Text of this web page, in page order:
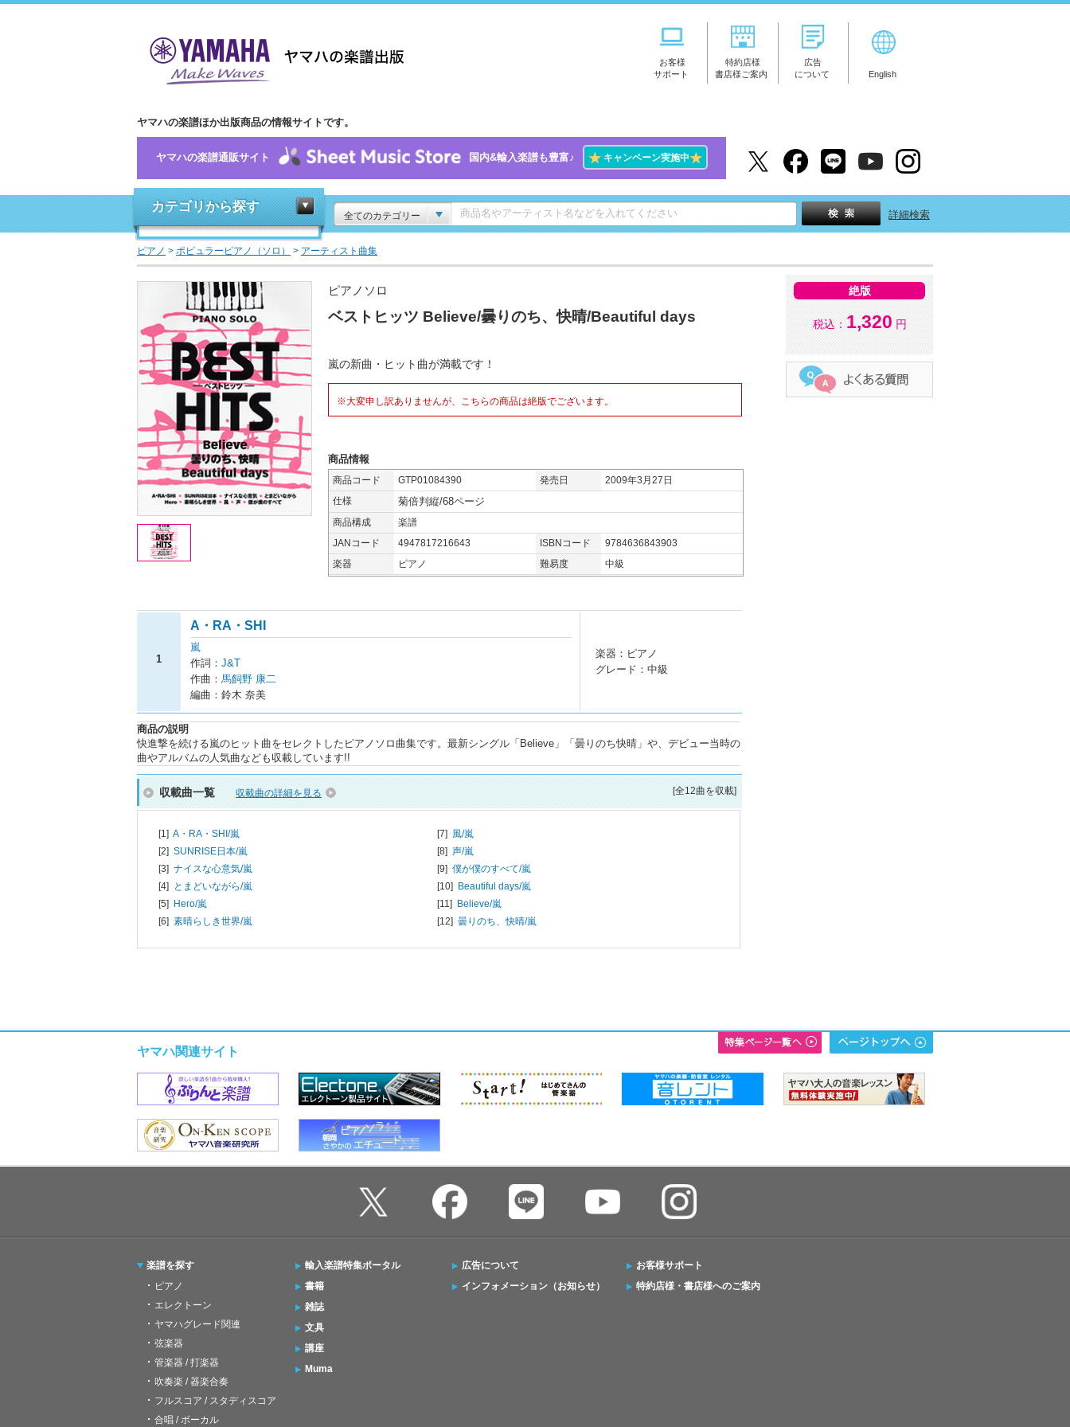
お客様
サポート
特約店様
書店様ご案内
広告
について
English
ヤマハの楽譜ほか出版商品の情報サイトです。
ヤマハの楽譜通販サイト 国内&輸入楽譜も豊富♪ ★キャンペーン実施中★
カテゴリから探す
全てのカテゴリー 詳細検索
ピアノ > ポピュラーピアノ（ソロ） > アーティスト曲集
ピアノソロ
ベストヒッツ Believe/曇りのち、快晴/Beautiful days
嵐の新曲・ヒット曲が満載です！
※大変申し訳ありませんが、こちらの商品は絶版でございます。
商品情報
商品コード GTP01084390 発売日
2009年3月27日
仕様
菊倍判縦/68ページ
商品構成
楽譜
JANコード
4947817216643 ISBNコード
9784636843903
楽器
ピアノ 難易度 中級
1
A・RA・SHI
嵐
作詞： J&T
作曲： 馬飼野 康二
編曲：鈴木 奈美
楽器：ピアノ
グレード：中級
商品の説明
快進撃を続ける嵐のヒット曲をセレクトしたピアノソロ曲集です。最新シングル「Believe」「曇りのち快晴」や、デビュー当時の
曲やアルバムの人気曲なども収載しています!!
収載曲一覧 収載曲の詳細を見る [全12曲を収載]
[1] A・RA・SHI/嵐
[2] SUNRISE日本/嵐
[3] ナイスな心意気/嵐
[4] とまどいながら/嵐
[5] Hero/嵐
[6] 素晴らしき世界/嵐
[7] 風/嵐
[8] 声/嵐
[9] 僕が僕のすべて/嵐
[10] Beautiful days/嵐
[11] Believe/嵐
[12] 曇りのち、快晴/嵐
絶版
税込： 1,320 円
ヤマハ関連サイト
楽譜を探す
ピアノ
エレクトーン
ヤマハグレード関連
弦楽器
管楽器 / 打楽器
吹奏楽 / 器楽合奏
フルスコア / スタディスコア
合唱 / ボーカル
輸入楽譜特集ポータル
書籍
雑誌
文具
講座
Muma
広告について
インフォメーション（お知らせ）
お客様サポート
特約店様・書店様へのご案内